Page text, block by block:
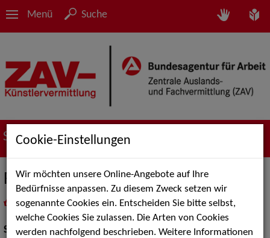
Menü Suche
Suche nach Künstler*innen
Fabian Alexander Pevestorf
als PDF speichern
inMeine Merklistelegen
Schauspiel:Bühne
Cookie-Einstellungen
Wir möchten unsere Online-Angebote auf Ihre
Bedürfnisse anpassen. Zu diesem Zweck setzen wir
sogenannte Cookies ein. Entscheiden Sie bitte selbst,
welche Cookies Sie zulassen. Die Arten von Cookies
werden nachfolgend beschrieben. Weitere Informationen